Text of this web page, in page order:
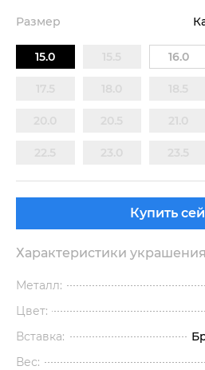
Размер
15.0 16.0
Купить
Характеристики
Металл:
Цвет:
Вставка:
Вес: